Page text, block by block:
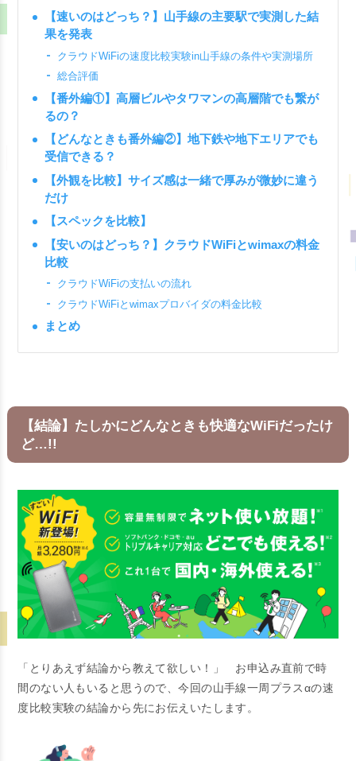
【速いのはどっち？】山手線の主要駅で実測した結
果を発表
クラウドWiFiの速度比較実験in山手線の条件や実測場所
総合評価
【番外編①】高層ビルやタワマンの高層階でも繋が
るの？
【どんなときも番外編②】地下鉄や地下エリアでも
受信できる？
【外観を比較】サイズ感は一緒で厚みが微妙に違う
だけ
【スペックを比較】
【安いのはどっち？】クラウドWiFiとwimaxの料金
比較
クラウドWiFiの支払いの流れ
クラウドWiFiとwimaxプロバイダの料金比較
まとめ
【結論】たしかにどんなときも快適なWiFiだったけ
ど…!!
「とりあえず結論から教えて欲しい！」
お申込み直前で時
間のない人もいると思うので、今回の山手線一周プラスαの速
度比較実験の結論から先にお伝えいたします。